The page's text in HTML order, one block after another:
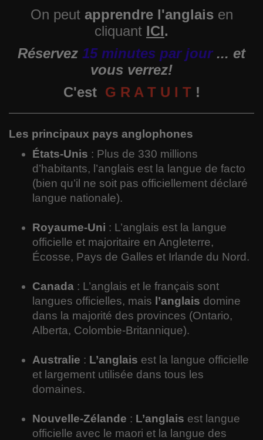
Santé
Espace
Automobile
On peut apprendre l'anglaisen
cliquant ICI.
Réservez 15 minutes par jour ... et
vous verrez!
C'est G R A T U I T!
Les principaux pays anglophones
États-Unis : Plus de 330 millions
d’habitants, l’anglais est la langue de facto
(bien qu’il ne soit pas officiellement déclaré
langue nationale).
Royaume-Uni : L’anglais est la langue
officielle et majoritaire en Angleterre,
Écosse, Pays de Galles et Irlande du Nord.
Canada : L’anglais et le français sont
langues officielles, mais l’anglais domine
dans la majorité des provinces (Ontario,
Alberta, Colombie-Britannique).
Australie : L’anglais est la langue officielle
et largement utilisée dans tous les
domaines.
Nouvelle-Zélande : L’anglais est langue
officielle avec le maori et la langue des